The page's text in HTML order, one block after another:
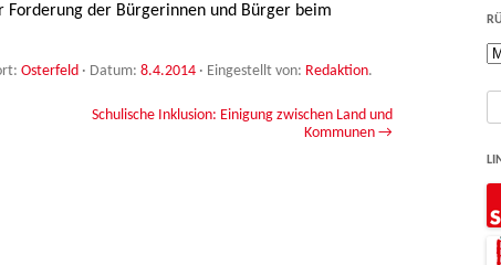
der Bürgerinnen und Bürger beim
Osterfeld · Datum: 8.4.2014 · Eingestellt von: Redaktion.
Schulische Inklusion: Einigung zwischen Land und
Kommunen →